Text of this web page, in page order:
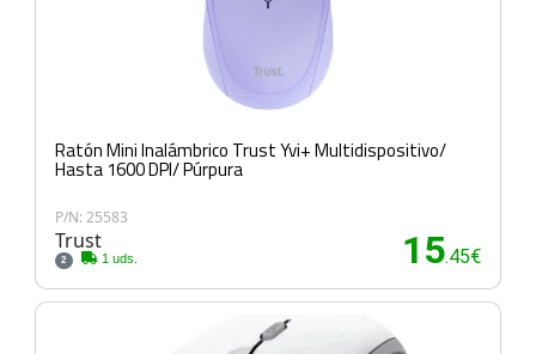
Ratón Mini Inalámbrico Trust Yvi+ Multidispositivo/
Hasta 1600 DPI/ Púrpura
P/N: 25583
Trust
2 1 uds. 15.45€